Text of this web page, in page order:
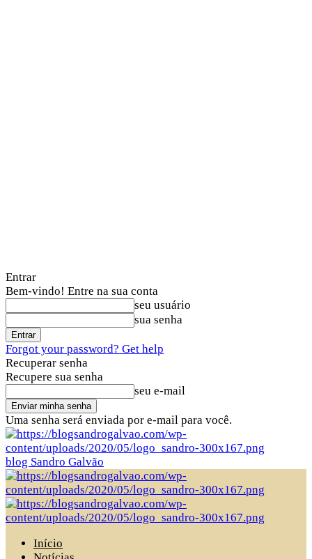
Entrar
Bem-vindo! Entre na sua conta
seu usuário
sua senha
Forgot your password? Get help
Recuperar senha
Recupere sua senha
seu e-mail
Uma senha será enviada por e-mail para você.
blog Sandro Galvão
Início